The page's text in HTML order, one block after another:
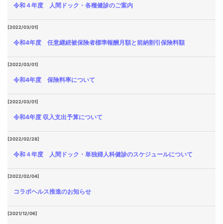
令和４年度 人間ドック・各種健診のご案内
[2022/03/01]
令和4年度 任意継続被保険者標準報酬月額と前納割引保険料額
[2022/03/01]
令和4年度 保険料率について
[2022/03/01]
令和4年度 収入支出予算について
[2022/02/28]
令和４年度 人間ドック・単独婦人科健診のスケジュールについて
[2022/02/04]
コラボヘルス推進のお知らせ
[2021/12/06]